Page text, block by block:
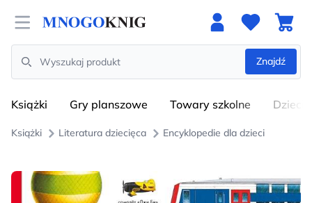
Open menu
Search
Znajdź
Książki Gry planszowe Towary szkolne
Książki Literatura dziecięca Encyklopedie dla dzieci